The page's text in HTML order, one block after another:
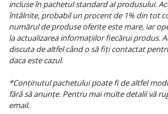
incluse în pachetul standard al produsului.
întâlnite, probabil un procent de 1% din tot
numărul de produse oferite este mare, iar
la actualizarea informațiilor fiecărui produs.
discuta de altfel când o să fiți contactat
daca este cazul.
*Conținutul pachetului poate fi de altfel
fără să anunțe. Pentru mai multe detalii vă
email.